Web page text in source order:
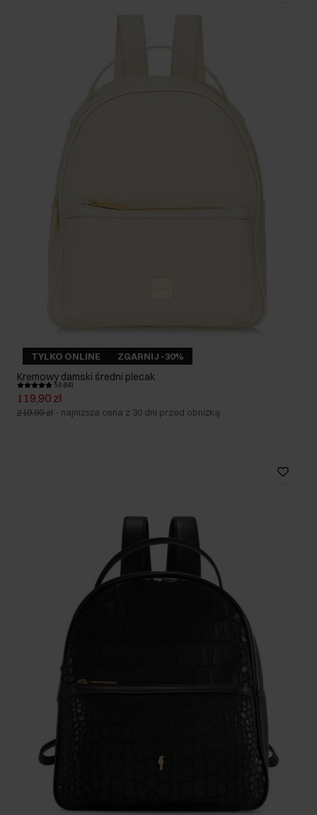
TYLKO ONLINE ZGARNIJ -30%
Kremowy damski średni plecak
5.0 (64)
119,90 zł
219,90 zł - najniższa cena z 30 dni przed obniżką